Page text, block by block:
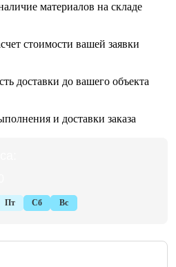
материалов на складе
стоимости вашей заявки
доставки до вашего объекта
и доставки заказа
Пт Сб Вс